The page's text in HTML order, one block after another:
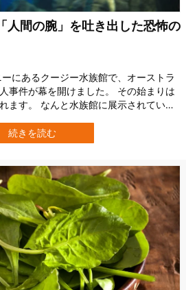
人間の腕」を吐き出した恐怖の
にあるクージー水族館で、オーストラ
事件が幕を開けました。 その始まりは
ます。 なんと水族館に展示されていた
2人のボクサーがスパーリングをしてい
ました。 水族館に駆けつけた刑事たち
続きを読む